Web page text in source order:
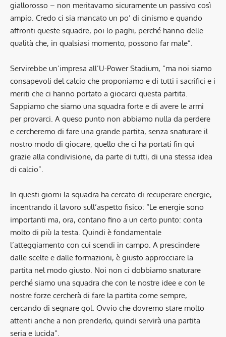
giallorosso – non meritavamo sicuramente un passivo così
ampio. Credo ci sia mancato un po’ di cinismo e quando
affronti queste squadre, poi lo paghi, perché hanno delle
qualità che, in qualsiasi momento, possono far male”.
Servirebbe un’impresa all’U-Power Stadium, “ma noi siamo
consapevoli del calcio che proponiamo e di tutti i sacrifici e i
meriti che ci hanno portato a giocarci questa partita.
Sappiamo che siamo una squadra forte e di avere le armi
per provarci. A queso punto non abbiamo nulla da perdere
e cercheremo di fare una grande partita, senza snaturare il
nostro modo di giocare, quello che ci ha portati fin qui
grazie alla condivisione, da parte di tutti, di una stessa idea
di calcio”.
In questi giorni la squadra ha cercato di recuperare energie,
incentrando il lavoro sull’aspetto fisico: “Le energie sono
importanti ma, ora, contano fino a un certo punto: conta
molto di più la testa. Quindi è fondamentale
l’atteggiamento con cui scendi in campo. A prescindere
dalle scelte e dalle formazioni, è giusto approcciare la
partita nel modo giusto. Noi non ci dobbiamo snaturare
perché siamo una squadra che con le nostre idee e con le
nostre forze cercherà di fare la partita come sempre,
cercando di segnare gol. Ovvio che dovremo stare molto
attenti anche a non prenderlo, quindi servirà una partita
seria e lucida”.